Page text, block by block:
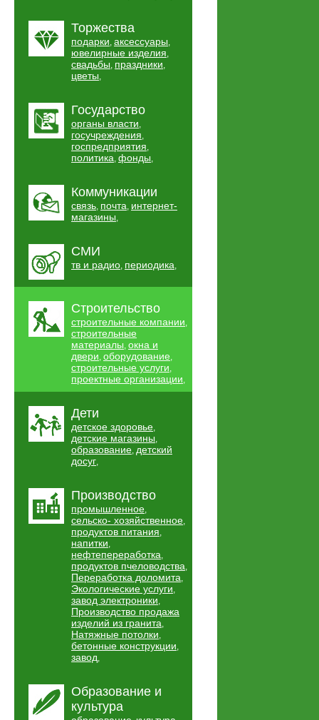
Торжества
подарки, аксессуары,
ювелирные изделия,
свадьбы, праздники,
цветы,
Государство
органы власти,
госучреждения,
госпредприятия,
политика, фонды,
Коммуникации
связь, почта, интернет-
магазины,
СМИ
тв и радио, периодика,
Строительство
строительные компании,
строительные
материалы, окна и
двери, оборудование,
строительные услуги,
проектные организации,
Дети
детское здоровье,
детские магазины,
образование, детский
досуг,
Производство
промышленное,
сельско- хозяйственное,
продуктов питания,
напитки,
нефтепереработка,
продуктов пчеловодства,
Переработка доломита,
Экологические услуги,
завод электроники,
Производство продажа
изделий из гранита,
Натяжные потолки,
бетонные конструкции,
завод,
Образование и
культура